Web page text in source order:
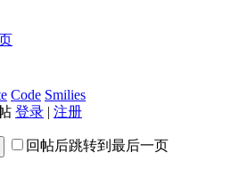
Code Smilies
登录 | 注册
回帖后跳转到最后一页